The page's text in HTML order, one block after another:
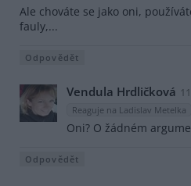
Ale chováte se jako oni,
fauly,...
Odpovědět
Vendula Hrdličková
Reaguje na Ladislav Metelka
Oni? O žádném
Odpovědět